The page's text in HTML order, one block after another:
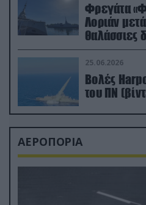
Φρεγάτα
Λοριάν
θαλάσσιες δοκιμές στον
απαιτητικό
25.06.2026
Βολές
του ΠΝ
ΑΕΡΟΠΟΡΙΑ